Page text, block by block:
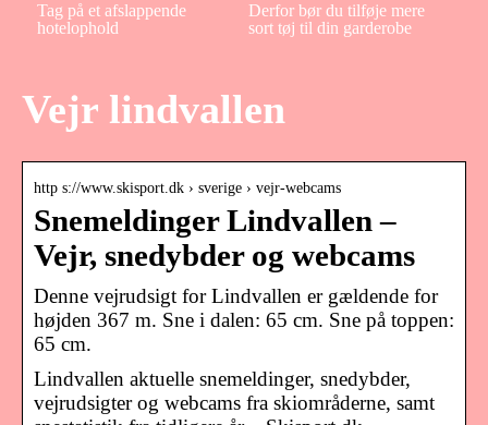
Tag på et afslappende
hotelophold
Derfor bør du tilføje mere
sort tøj til din garderobe
Vejr lindvallen
http s://www.skisport.dk › sverige › vejr-webcams
Snemeldinger Lindvallen –
Vejr, snedybder og webcams
Denne vejrudsigt for Lindvallen er gældende for
højden 367 m. Sne i dalen: 65 cm. Sne på toppen:
65 cm.
Lindvallen aktuelle snemeldinger, snedybder,
vejrudsigter og webcams fra skiområderne, samt